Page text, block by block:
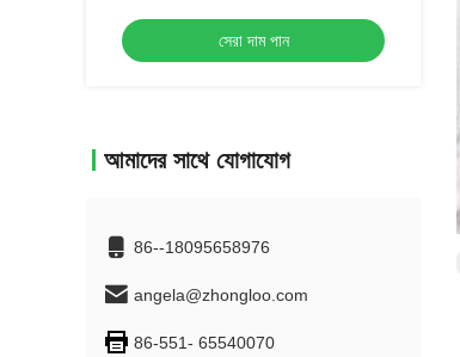
ড্রেনাইজেশন
সেরা দাম পান
আমাদের সাথে যোগাযোগ
86--18095658976
angela@zhongloo.com
86-551- 65540070